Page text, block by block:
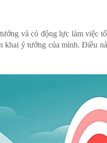
và có động lực làm việc
khai ý tưởng của mình. Điều